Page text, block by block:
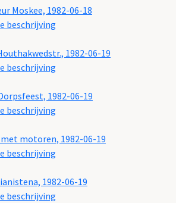
Moskee, 1982-06-18
beschrijving
1982-06-19
beschrijving
1982-06-19
beschrijving
motoren, 1982-06-19
beschrijving
1982-06-19
beschrijving